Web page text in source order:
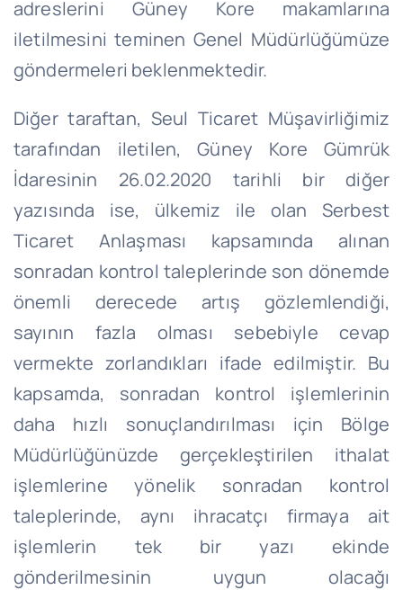
adreslerini Güney Kore makamlarına
iletilmesini teminen Genel Müdürlüğümüze
göndermeleri beklenmektedir.
Diğer taraftan, Seul Ticaret Müşavirliğimiz
tarafından iletilen, Güney Kore Gümrük
İdaresinin 26.02.2020 tarihli bir diğer
yazısında ise, ülkemiz ile olan Serbest
Ticaret Anlaşması kapsamında alınan
sonradan kontrol taleplerinde son dönemde
önemli derecede artış gözlemlendiği,
sayının fazla olması sebebiyle cevap
vermekte zorlandıkları ifade edilmiştir. Bu
kapsamda, sonradan kontrol işlemlerinin
daha hızlı sonuçlandırılması için Bölge
Müdürlüğünüzde gerçekleştirilen ithalat
işlemlerine yönelik sonradan kontrol
taleplerinde, aynı ihracatçı firmaya ait
işlemlerin tek bir yazı ekinde
gönderilmesinin uygun olacağı